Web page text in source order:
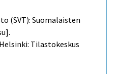
(SVT): Suomalaisten
Tilastokeskus